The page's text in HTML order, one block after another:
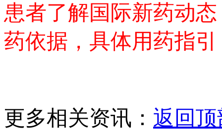
患者了解国际新药动
药依据，具体用药指
更多相关资讯： 返回顶